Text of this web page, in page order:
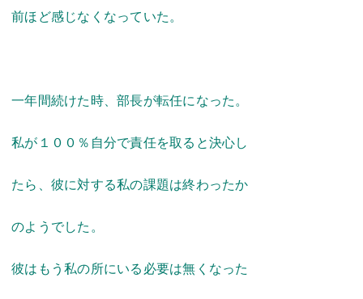
前ほど感じなくなっていた。
一年間続けた時、部長が転任になった。
私が１００％自分で責任を取ると決心し
たら、彼に対する私の課題は終わったか
のようでした。
彼はもう私の所にいる必要は無くなった